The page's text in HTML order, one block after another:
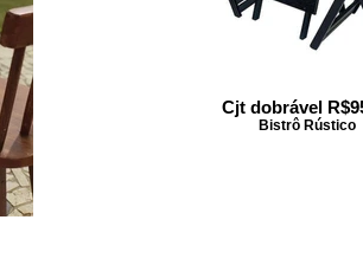
Cjt dobrável
Bistrô Rústico